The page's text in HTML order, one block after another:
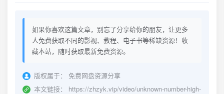
如果你喜欢这篇文章，别忘了分享给你的朋友，让更多
人免费获取不同的影视、教程、电子书等稀缺资源！收
藏本站，随时获取最新免费资源。
版权属于：
免费网盘资源分享
本文链接：
https://zhzyk.vip/video/unknown-number-high-